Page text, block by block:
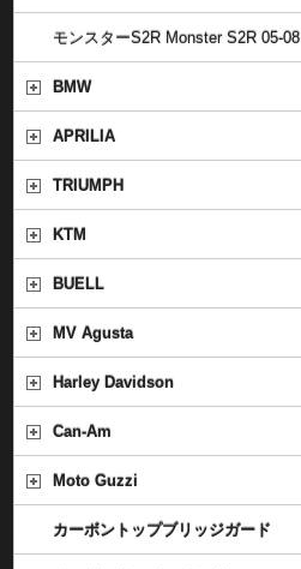
モンスターS2R Monster S2R 05-08
BMW
APRILIA
TRIUMPH
KTM
BUELL
MV Agusta
Harley Davidson
Can-Am
Moto Guzzi
カーボントップブリッジガード